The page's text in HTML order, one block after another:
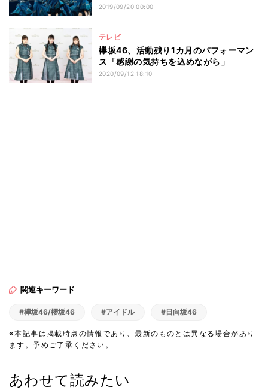
2019/09/20 00:00
テレビ
欅坂46、活動残り1カ月のパフォーマン
ス「感謝の気持ちを込めながら」
2020/09/12 18:10
関連キーワード
#欅坂46/櫻坂46 #アイドル #日向坂46
※本記事は掲載時点の情報であり、最新のものとは異なる場合があり
ます。予めご了承ください。
あわせて読みたい